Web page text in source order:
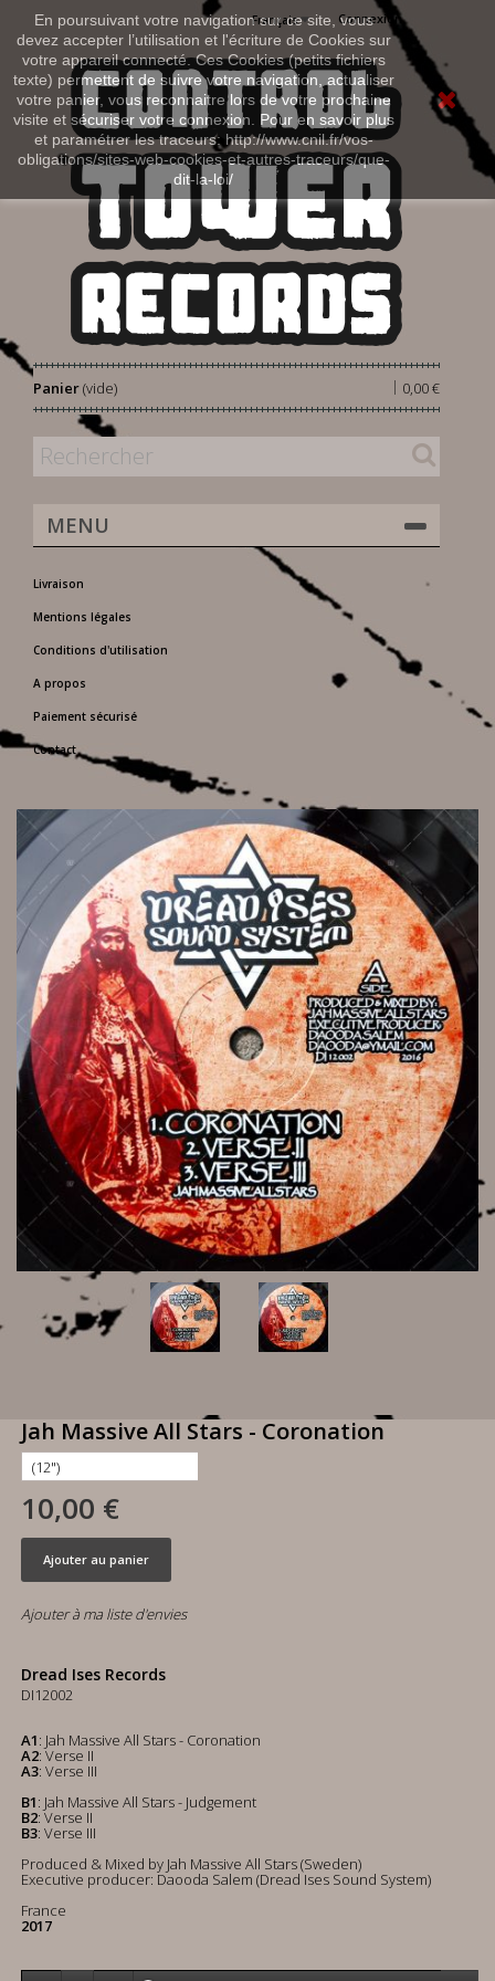
En poursuivant votre navigation sur ce site, vous
devez accepter l’utilisation et l'écriture de Cookies sur
votre appareil connecté. Ces Cookies (petits fichiers
texte) permettent de suivre votre navigation, actualiser
votre panier, vous reconnaitre lors de votre prochaine
visite et sécuriser votre connexion. Pour en savoir plus
et paramétrer les traceurs: http://www.cnil.fr/vos-
obligations/sites-web-cookies-et-autres-traceurs/que-
dit-la-loi/
Connexion
Français
Panier 0,00 €
|
(vide)
MENU
Livraison
Mentions légales
Conditions d'utilisation
A propos
Paiement sécurisé
Contact
Jah Massive All Stars - Coronation
10,00 €
Ajouter au panier
Ajouter à ma liste d'envies
Dread Ises Records
DI12002
A1: Jah Massive All Stars - Coronation
A2: Verse II
A3: Verse III
B1: Jah Massive All Stars - Judgement
B2: Verse II
B3: Verse III
Produced & Mixed by Jah Massive All Stars (Sweden)
Executive producer: Daooda Salem (Dread Ises Sound System)
France
2017